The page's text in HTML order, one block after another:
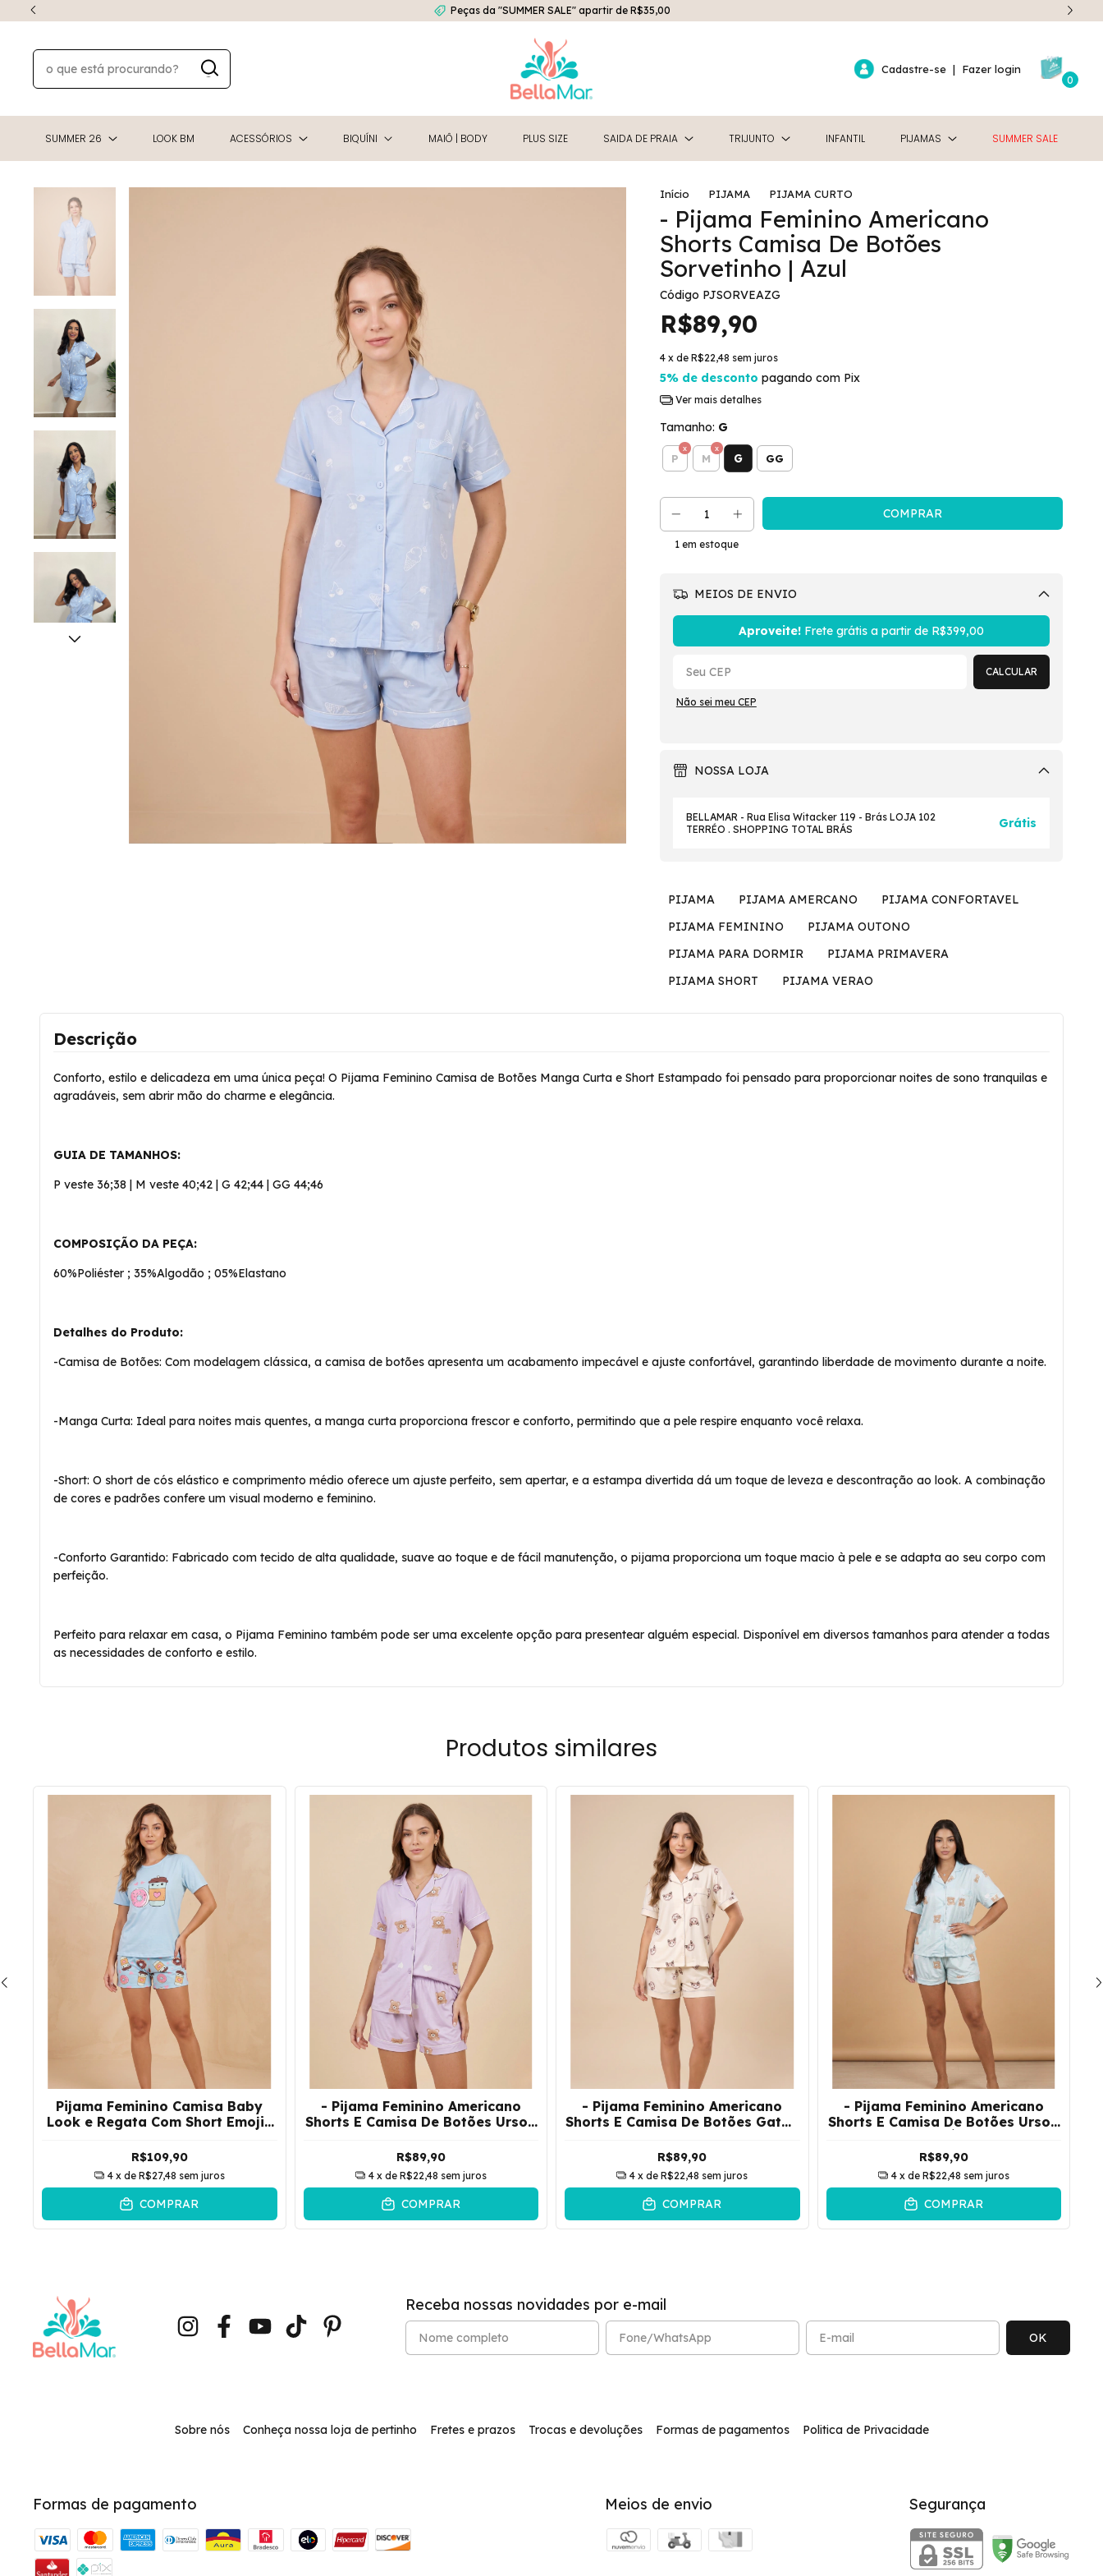
Peças da "SUMMER SALE" apartir de R$35,00
Cadastre-se | Fazer login
0
SUMMER 26 LOOK BM ACESSÓRIOS BIQUÍNI MAIÔ | BODY PLUS SIZE SAIDA DE PRAIA TRIJUNTO INFANTIL PIJAMAS SUMMER SALE
Início PIJAMA PIJAMA CURTO
- Pijama Feminino Americano
Shorts Camisa De Botões
Sorvetinho | Azul
Código PJSORVEAZG
R$89,90
4 x de R$22,48 sem juros
5% de desconto pagando com Pix
Ver mais detalhes
Tamanho: G
P M G GG
1 em estoque
MEIOS DE ENVIO
Aproveite!Frete grátis a partir de R$399,00
CALCULAR
Não sei meu CEP
NOSSA LOJA
BELLAMAR - Rua Elisa Witacker 119 - Brás LOJA 102
TERRÉO . SHOPPING TOTAL BRÁS
Grátis
PIJAMA PIJAMA AMERCANO
PIJAMA CONFORTAVEL
PIJAMA FEMININO
PIJAMA OUTONO
PIJAMA PARA DORMIR
PIJAMA PRIMAVERA
PIJAMA SHORT
PIJAMA VERAO
Descrição
Conforto, estilo e delicadeza em uma única peça! O Pijama Feminino Camisa de Botões Manga Curta e Short Estampado foi pensado para proporcionar noites de sono tranquilas e
agradáveis, sem abrir mão do charme e elegância.
GUIA DE TAMANHOS:
P veste 36;38 | M veste 40;42 | G 42;44 | GG 44;46
COMPOSIÇÃO DA PEÇA:
60%Poliéster ; 35%Algodão ; 05%Elastano
Detalhes do Produto:
-Camisa de Botões: Com modelagem clássica, a camisa de botões apresenta um acabamento impecável e ajuste confortável, garantindo liberdade de movimento durante a noite.
-Manga Curta: Ideal para noites mais quentes, a manga curta proporciona frescor e conforto, permitindo que a pele respire enquanto você relaxa.
-Short: O short de cós elástico e comprimento médio oferece um ajuste perfeito, sem apertar, e a estampa divertida dá um toque de leveza e descontração ao look. A combinação
de cores e padrões confere um visual moderno e feminino.
-Conforto Garantido: Fabricado com tecido de alta qualidade, suave ao toque e de fácil manutenção, o pijama proporciona um toque macio à pele e se adapta ao seu corpo com
perfeição.
Perfeito para relaxar em casa, o Pijama Feminino também pode ser uma excelente opção para presentear alguém especial. Disponível em diversos tamanhos para atender a todas
as necessidades de conforto e estilo.
Produtos similares
Pijama Feminino Camisa Baby
Look e Regata Com Short Emoji |
R$109,90
4 x de R$27,48 sem juros
COMPRAR
- Pijama Feminino Americano
Shorts E Camisa De Botões Urso |
R$89,90
4 x de R$22,48 sem juros
COMPRAR
- Pijama Feminino Americano
Shorts E Camisa De Botões Gato |
R$89,90
4 x deR$22,48 sem juros
COMPRAR
- Pijama Feminino Americano
Shorts E Camisa De Botões Urso |
R$89,90
4 x de R$22,48 sem juros
COMPRAR
Receba nossas novidades por e-mail
Sobre nós Conheça nossa loja de pertinho Fretes e prazos Trocas e devoluções Formas de pagamentos Politica de Privacidade
Formas de pagamento Meios de envio Segurança